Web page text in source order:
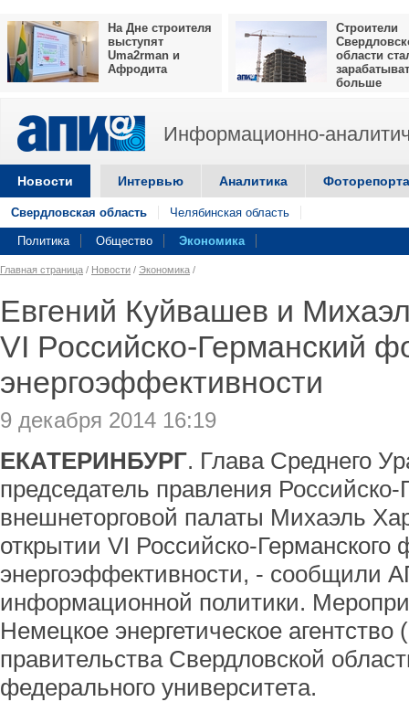
На Дне строителя
выступят
Uma2rman и
Афродита
Строители
области
больше
Информационно-
Новости Интервью Аналитика
Свердловская область Челябинская область
Политика Общество Экономика
Главная страница / Новости / Экономика /
Евгений Куйвашев и
VI Российско-Германский
энергоэффективности
9 декабря 2014 16:19
ЕКАТЕРИНБУРГ. Глава Среднего
председатель правления Российско-
внешнеторговой палаты Михаэль
открытии VI Российско-Германского
энергоэффективности, - сообщили
информационной политики.
Немецкое энергетическое
правительства Свердловской
федерального университета.